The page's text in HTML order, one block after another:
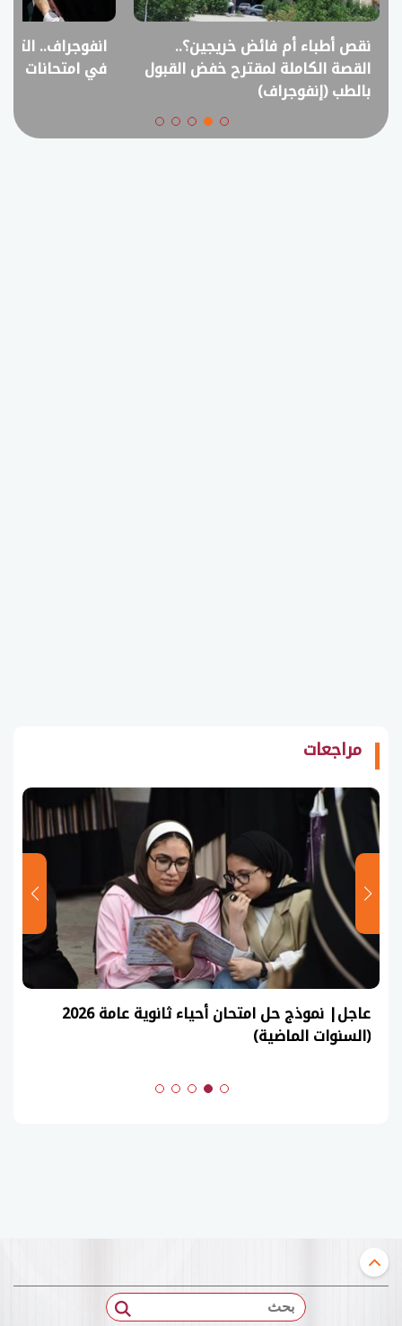
نقص أطباء أم فائض خريجين؟..
القصة الكاملة لمقترح خفض القبول
بالطب (إنفوجراف)
انفوجراف..
في امتحانات
مراجعات
عاجل| نموذج حل امتحان أحياء ثانوية عامة 2026
(السنوات الماضية)
بحث